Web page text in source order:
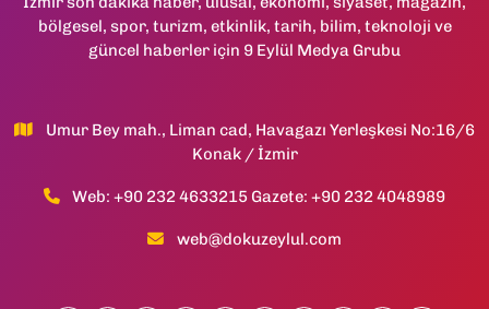
bölgesel, spor, turizm, etkinlik, tarih, bilim, teknoloji ve
güncel haberler için 9 Eylül Medya Grubu
Umur Bey mah., Liman cad, Havagazı Yerleşkesi No:16/6
Konak / İzmir
Web: +90 232 4633215 Gazete: +90 232 4048989
web@dokuzeylul.com